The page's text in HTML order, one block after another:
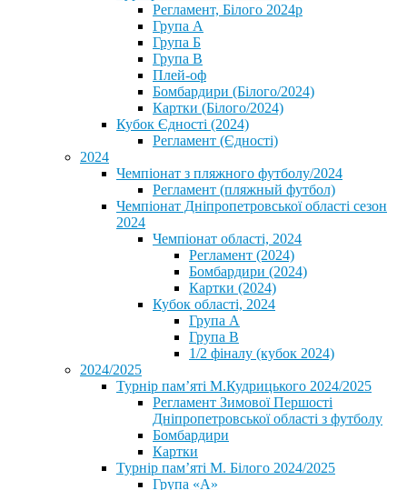
Регламент, Білого 2024р
Група А
Група Б
Група В
Плей-оф
Бомбардири (Білого/2024)
Картки (Білого/2024)
Кубок Єдності (2024)
Регламент (Єдності)
2024
Чемпіонат з пляжного футболу/2024
Регламент (пляжный футбол)
Чемпіонат Дніпропетровської області сезон
2024
Чемпіонат області, 2024
Регламент (2024)
Бомбардири (2024)
Картки (2024)
Кубок області, 2024
Група А
Група В
1/2 фіналу (кубок 2024)
2024/2025
Турнір пам’яті М.Кудрицького 2024/2025
Регламент Зимової Першості
Дніпропетровської області з футболу
Бомбардири
Картки
Турнір пам’яті М. Білого 2024/2025
Група «А»